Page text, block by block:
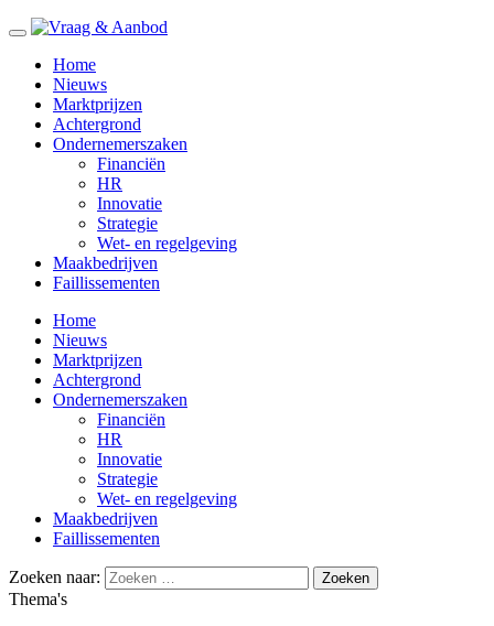
Home
Nieuws
Marktprijzen
Achtergrond
Ondernemerszaken
Financiën
HR
Innovatie
Strategie
Wet- en regelgeving
Maakbedrijven
Faillissementen
Home
Nieuws
Marktprijzen
Achtergrond
Ondernemerszaken
Financiën
HR
Innovatie
Strategie
Wet- en regelgeving
Maakbedrijven
Faillissementen
Zoeken naar:
Thema's